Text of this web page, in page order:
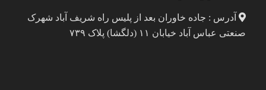
آدرس : جاده خاوران بعد از پلیس راه شریف آباد شهرک
صنعتی عباس آباد خیابان ۱۱ (دلگشا) پلاک ۷۳۹